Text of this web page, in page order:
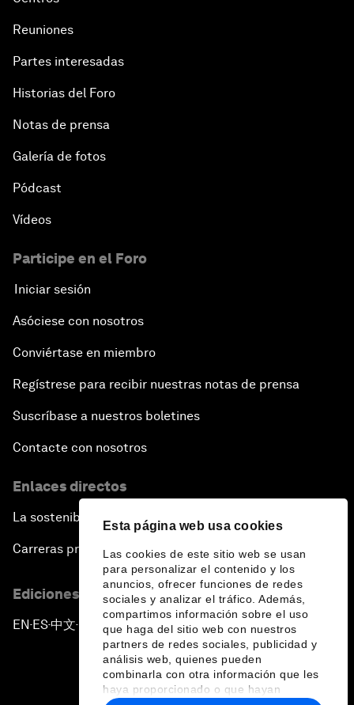
Esta página web usa cookies
Las cookies de este sitio web se usan
para personalizar el contenido y los
anuncios, ofrecer funciones de redes
sociales y analizar el tráfico. Además,
compartimos información sobre el uso
que haga del sitio web con nuestros
partners de redes sociales, publicidad y
análisis web, quienes pueden
combinarla con otra información que les
haya proporcionado o que hayan
Reuniones
Partes interesadas
Historias del Foro
Notas de prensa
Galería de fotos
Pódcast
Vídeos
Participe en el Foro
Iniciar sesión
Asóciese con nosotros
Conviértase en miembro
Regístrese para recibir nuestras notas de prensa
Suscríbase a nuestros boletines
Contacte con nosotros
Enlaces directos
La sostenibilidad en el Foro
Carreras profesionales
Ediciones en otros idiomas
EN ▪ES▪中文▪ 日本語